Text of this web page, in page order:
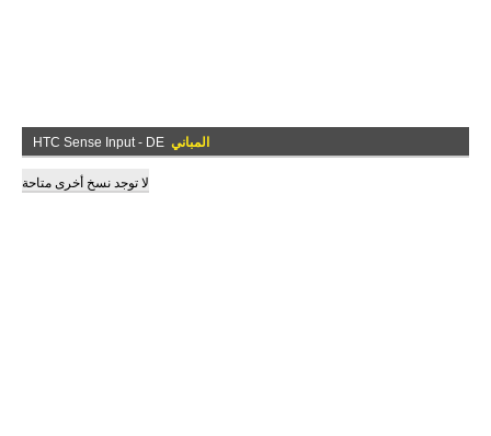
HTC Sense Input - DE المباني
لا توجد نسخ أخرى متاحة